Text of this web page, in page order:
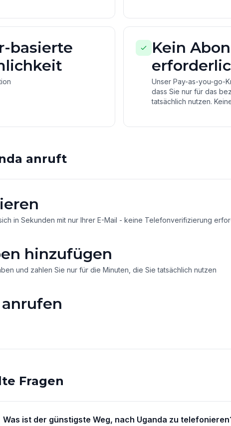
basierte
Kein
Unser Pay-as-you-go-
dass Sie nur für das
tatsächlich nutzen.
anruft
in Sekunden mit nur Ihrer E-Mail - keine Telefonverifizierung
hinzufügen
und zahlen Sie nur für die Minuten, die Sie tatsächlich nutzen
Fragen
Was ist der günstigste Weg, nach Uganda zu